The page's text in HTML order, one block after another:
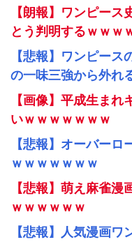
【朗報】ワンピース
とう判明するｗｗｗ
【悲報】ワンピー
の一味三強から外れ
【画像】平成生ま
いｗｗｗｗｗｗｗ
【悲報】オーバー
ｗｗｗｗｗｗｗ
【悲報】萌え麻雀
ｗｗｗｗｗｗ
【悲報】人気漫画